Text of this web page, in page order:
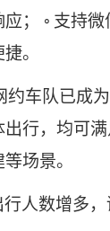
；
◦ 支持微
捷。
约车队已成
行，均可
场景。
人数增多，